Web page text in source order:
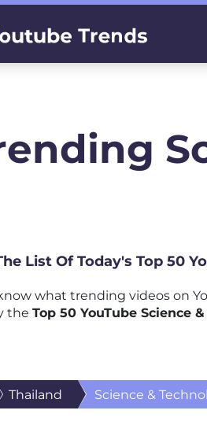
List Of Today's Top 50
what trending videos on
the Top 50 YouTube Science
Thailand Science &